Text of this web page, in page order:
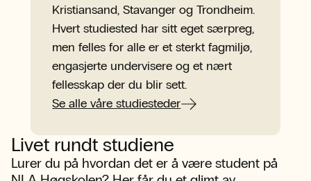
Kristiansand, Stavanger og Trondheim.
Hvert studiested har sitt eget særpreg,
men felles for alle er et sterkt fagmiljø,
engasjerte undervisere og et nært
fellesskap der du blir sett.
Se alle våre studiesteder
Livet rundt studiene
Lurer du på hvordan det er å være student på